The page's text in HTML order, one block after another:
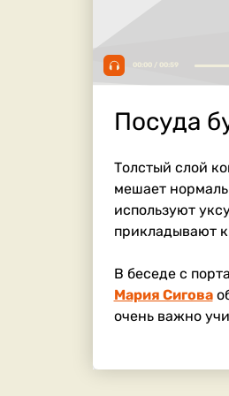
00:00 / 00:59
Посуда
Толстый слой
мешает
используют
прикладывают
В беседе с
Мария Сигова
очень важно